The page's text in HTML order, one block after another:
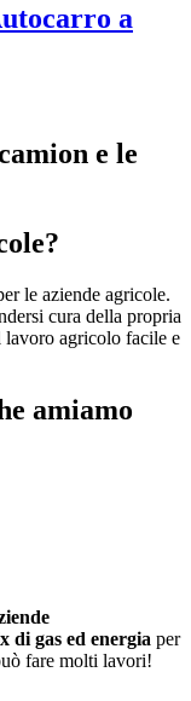
a
e le
le aziende agricole.
cura della propria
lavoro agricolo facile e
amiamo
di gas ed energia per
fare molti lavori!